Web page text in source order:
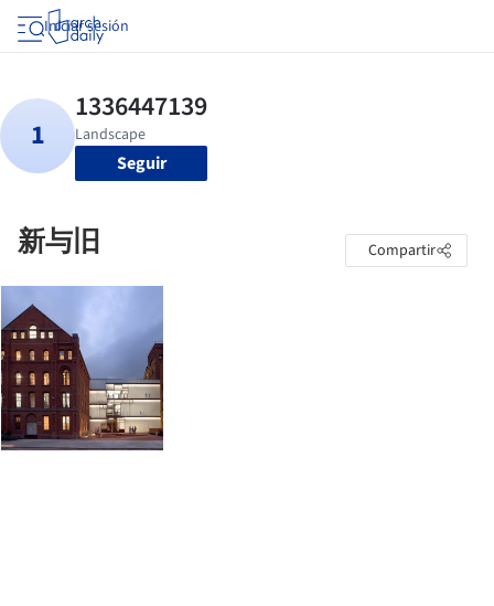
Iniciar sesión
Seguir
新与旧 Compartir